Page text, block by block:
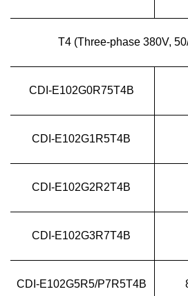
T4 (Three-phase 380V,
CDI-E102G0R75T4B
CDI-E102G1R5T4B
CDI-E102G2R2T4B
CDI-E102G3R7T4B
CDI-E102G5R5/P7R5T4B